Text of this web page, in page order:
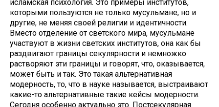
исламская психология. Это примеры институтов,
которыми пользуются не только мусульмане, но и
другие, не меняя своей религии и идентичности.
Вместо отделение от светского мира, мусульмане
участвуют в жизни светских институтов, она как бы
раздвигают границы секулярности и немножко
растворяют эти границы и говорят, что, оказывается,
может быть и так. Это такая альтернативная
модерность, то, что в науке называется, выстраивают
какие-то альтернативные такие кейсы модерности.
Сегодня особенно актуально это. Постсекулярная